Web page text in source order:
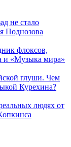
не стало
Поднозова
флоксов,
и «Музыка мира»
глуши. Чем
Курехина?
людях от